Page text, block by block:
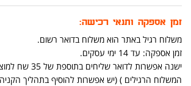
זמן אספקה ותנאי רכישה:
משלוח רגיל באתר הוא משלוח בדואר רשום.
זמן אספקה: עד 14 ימי עסקים.
ישנה אפשרות לדואר
המשלוח הרגילים ) (יש אפשרות להוסיף בתהליך